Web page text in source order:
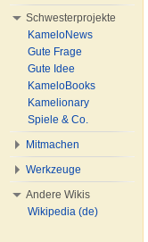
Schwesterprojekte
KameloNews
Gute Frage
Gute Idee
KameloBooks
Kamelionary
Spiele & Co.
Mitmachen
Werkzeuge
Andere Wikis
Wikipedia (de)